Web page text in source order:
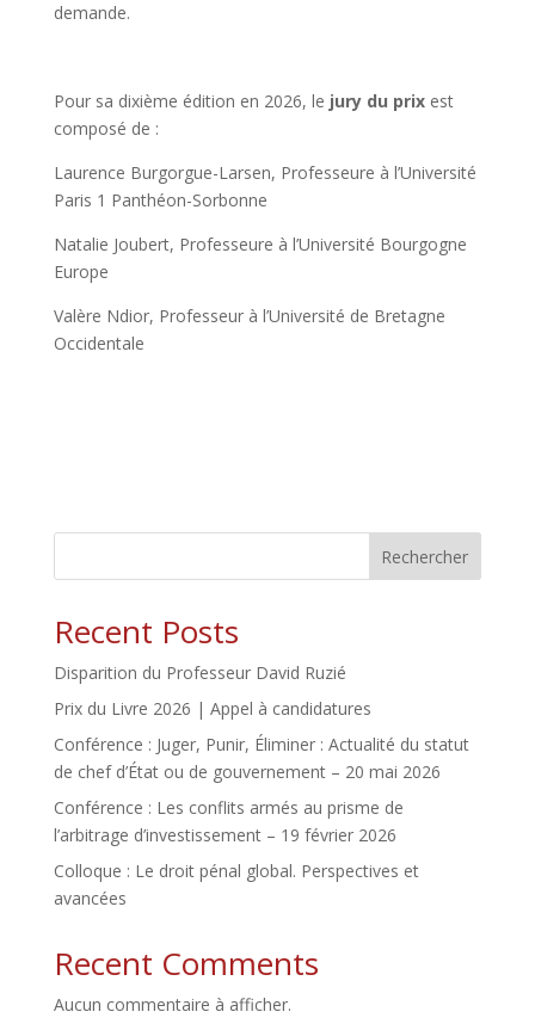
demande.
Pour sa dixième édition en 2026, le jury du prixest
composé de :
Laurence Burgorgue-Larsen, Professeure à l’Université
Paris 1 Panthéon-Sorbonne
Natalie Joubert, Professeure à l’Université Bourgogne
Europe
Valère Ndior, Professeur à l’Université de Bretagne
Occidentale
Rechercher
Recent Posts
Disparition du Professeur David Ruzié
Prix du Livre 2026 | Appel à candidatures
Conférence : Juger, Punir, Éliminer : Actualité du statut
de chef d’État ou de gouvernement – 20 mai 2026
Conférence : Les conflits armés au prisme de
l’arbitrage d’investissement – 19 février 2026
Colloque : Le droit pénal global. Perspectives et
avancées
Recent Comments
Aucun commentaire à afficher.